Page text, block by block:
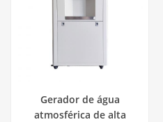
Gerador de água
atmosférica de alta